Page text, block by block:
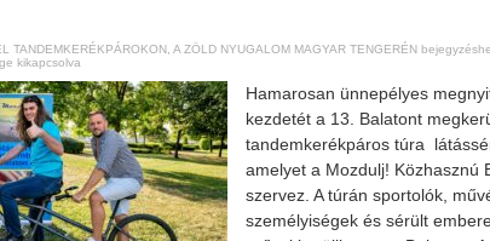
TANDEMKERÉKPÁROKON, A ZÖLD NYUGALOM MAGYAR TENGERÉN
kikapcsolva
Hamarosan ünnepélyes
kezdetét a 13. Balatont
tandemkerékpáros túra
amelyet a Mozdulj! Közhasznú
szervez. A túrán sportolók,
személyiségek és sérült